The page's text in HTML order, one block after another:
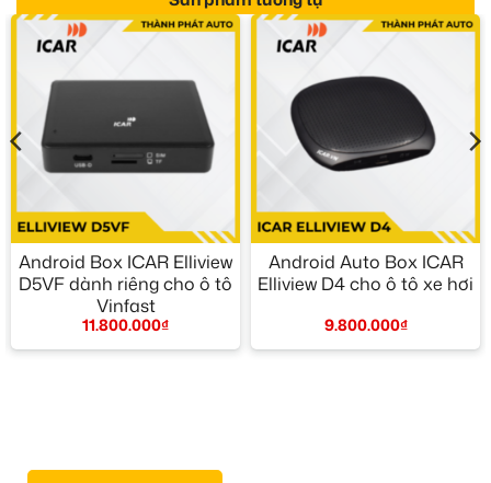
Android Box ICAR Elliview
D5VF dành riêng cho ô tô
Vinfast
11.800.000₫
Android Auto Box ICAR
Elliview D4 cho ô tô xe hơi
9.800.000₫